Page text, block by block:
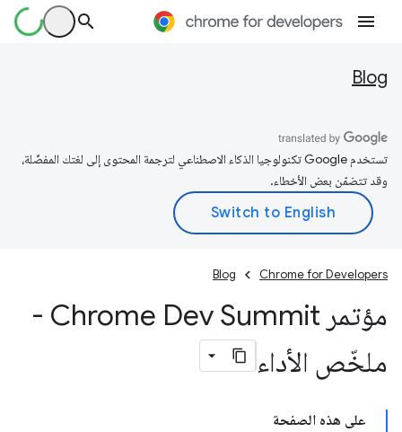
Blog
تستخدم Google تكنولوجيا الذكاء الاصطناعي لترجمة المحتوى إلى لغتك المفضّلة،
وقد تتضمّن بعض الأخطاء.
Chrome for Developers
Blog
مؤتمر Chrome Dev Summit -
ملخّص الأداء
على هذه الصفحة